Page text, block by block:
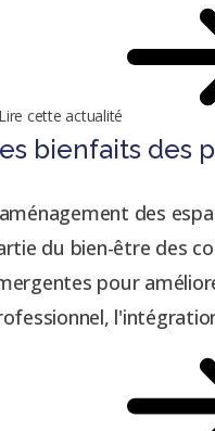
cette actualité
bienfaits des
des
du bien-être des
pour